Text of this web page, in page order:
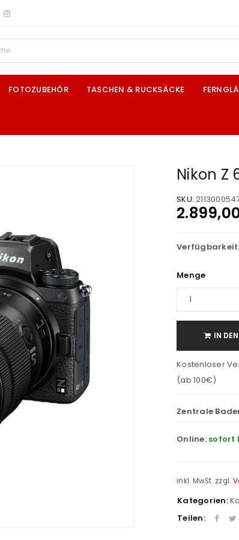
FOTOZUBEHÖR TASCHEN & RUCKSÄCKE
Nikon Z
SKU:
Verfügbarkeit:
Menge
IN
Kostenloser
(ab 100€)
Zentrale
Online: sofort
inkl. MwSt. zzgl.
Kategorien:
Teilen: